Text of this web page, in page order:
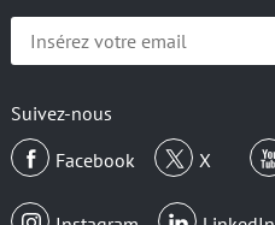
Insérez
votre
Suivez-nous
Facebook
X